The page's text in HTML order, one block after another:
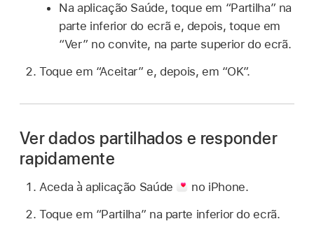
Na aplicação Saúde, toque em “Partilha” na
parte inferior do ecrã e, depois, toque em
“Ver” no convite, na parte superior do ecrã.
Toque em “Aceitar” e, depois, em “OK”.
Ver dados partilhados e responder
rapidamente
Aceda à aplicação Saúde
no iPhone.
Toque em “Partilha” na parte inferior do ecrã.